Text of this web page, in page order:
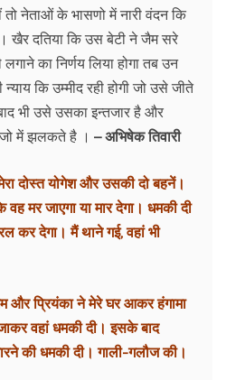
तो नेताओं के भासणो में नारी वंदन कि
खैर दतिया कि उस बेटी ने जैम सरे
का निर्णय लिया होगा तब उन
कि उम्मीद रही होगी जो उसे जीते
भी उसे उसका इन्तजार है और
में झलकते है । – अभिषेक तिवारी
दोस्त योगेश और उसकी दो बहनें।
मर जाएगा या मार देगा। धमकी दी
कर देगा। मैं थाने गई, वहां भी
प्रियंका ने मेरे घर आकर हंगामा
वहां धमकी दी। इसके बाद
की धमकी दी। गाली-गलौज की।